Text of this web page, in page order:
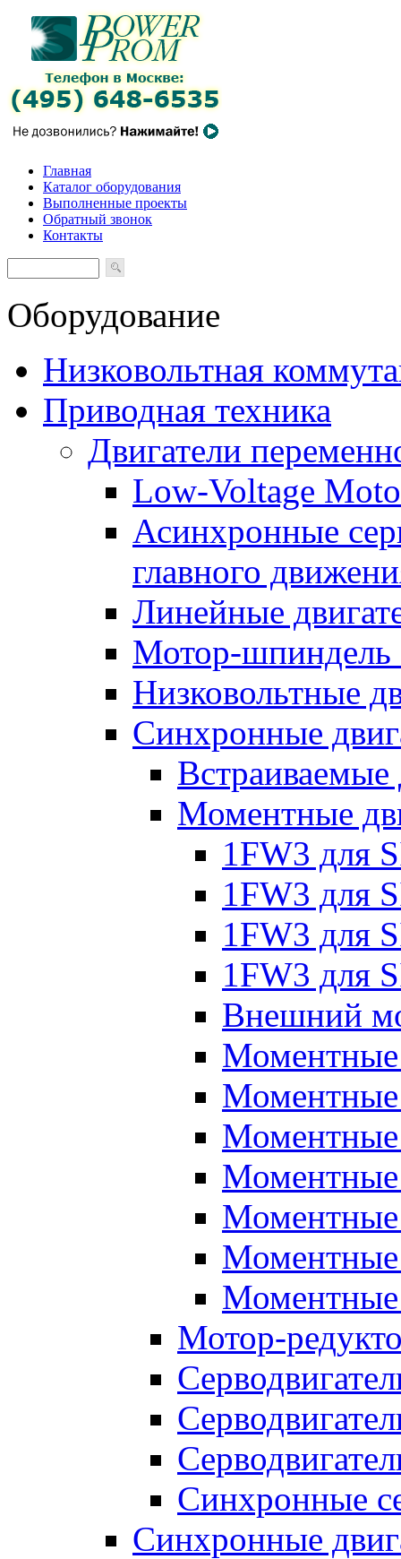
Главная
Каталог оборудования
Выполненные проекты
Обратный звонок
Контакты
Оборудование
Низковольтная
Приводная техника
Двигатели
Low-Voltage
Асинхронные
главного
Линейные
Мотор-шпиндель
Низковольтные
Синхронные
Встраиваемые
Моментные
1FW3 для
1FW3 для
1FW3 для
1FW3 для
Внешний
Моментные
Моментные
Моментные
Моментные
Моментные
Моментные
Моментные
Мотор-
Синхронные
Синхронные